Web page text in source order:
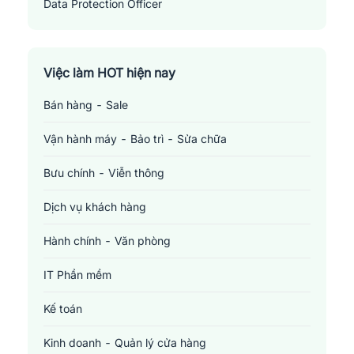
Data Protection Officer
Việc làm HOT hiện nay
Bán hàng - Sale
Vận hành máy - Bảo trì - Sửa chữa
Bưu chính - Viễn thông
Dịch vụ khách hàng
Hành chính - Văn phòng
IT Phần mềm
Kế toán
Kinh doanh - Quản lý cửa hàng